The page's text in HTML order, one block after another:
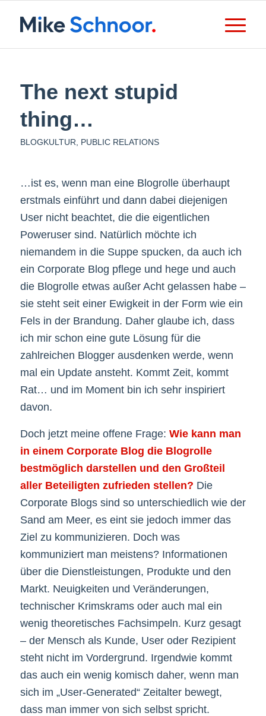
The next stupid
thing…
BLOGKULTUR PUBLIC RELATIONS
…ist es, wenn man eine Blogrolle überhaupt
erstmals einführt und dann dabei diejenigen
User nicht beachtet, die die eigentlichen
Poweruser sind. Natürlich möchte ich
niemandem in die Suppe spucken, da auch ich
ein Corporate Blog pflege und hege und auch
die Blogrolle etwas außer Acht gelassen habe –
sie steht seit einer Ewigkeit in der Form wie ein
Fels in der Brandung. Daher glaube ich, dass
ich mir schon eine gute Lösung für die
zahlreichen Blogger ausdenken werde, wenn
mal ein Update ansteht. Kommt Zeit, kommt
Rat… und im Moment bin ich sehr inspiriert
davon.
Doch jetzt meine offene Frage: Wie kann man
in einem Corporate Blog die Blogrolle
bestmöglich darstellen und den Großteil
aller Beteiligten zufrieden stellen? Die
Corporate Blogs sind so unterschiedlich wie der
Sand am Meer, es eint sie jedoch immer das
Ziel zu kommunizieren. Doch was
kommuniziert man meistens? Informationen
über die Dienstleistungen, Produkte und den
Markt. Neuigkeiten und Veränderungen,
technischer Krimskrams oder auch mal ein
wenig theoretisches Fachsimpeln. Kurz gesagt
– der Mensch als Kunde, User oder Rezipient
steht nicht im Vordergrund. Irgendwie kommt
das auch ein wenig komisch daher, wenn man
sich im „User-Generated“ Zeitalter bewegt,
dass man immer von sich selbst spricht.